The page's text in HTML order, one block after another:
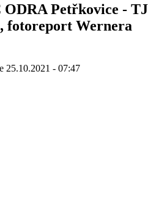
ODRA Petřkovice - TJ
fotoreport Wernera
25.10.2021 - 07:47